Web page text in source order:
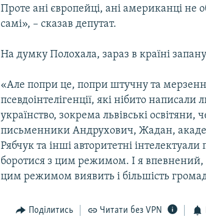
Проте ані європейці, ані американці не
самі», – сказав депутат.
На думку Полохала, зараз в країні
«Але попри це, попри штучну та
псевдоінтелігенції, які нібито
українство, зокрема львівські освітяни,
письменники Андрухович, Жадан,
Рябчук та інші авторитетні
боротися з цим режимом. І я впевнений,
цим режимом виявить і більшість
Поділитись Читати без VPN